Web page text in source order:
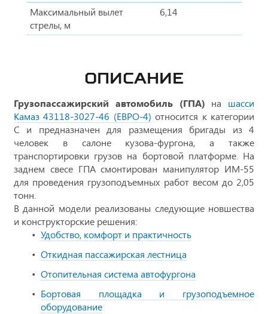
Максимальный вылет
стрелы, м
6,14
ОПИСАНИЕ
Грузопассажирский автомобиль (ГПА) на шасси
Камаз 43118-3027-46 (ЕВРО-4) относится к категории
С и предназначен для размещения бригады из 4
человек в салоне кузова-фургона, а также
транспортировки грузов на бортовой платформе. На
заднем свесе ГПА смонтирован манипулятор ИМ-55
для проведения грузоподъемных работ весом до 2,05
тонн.
В данной модели реализованы следующие новшества
и конструкторские решения:
Удобство, комфорт и практичность
Откидная пассажирская лестница
Отопительная система автофургона
Бортовая площадка и грузоподъемное
оборудование